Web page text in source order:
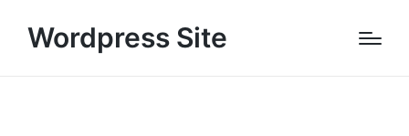
Wordpress Site